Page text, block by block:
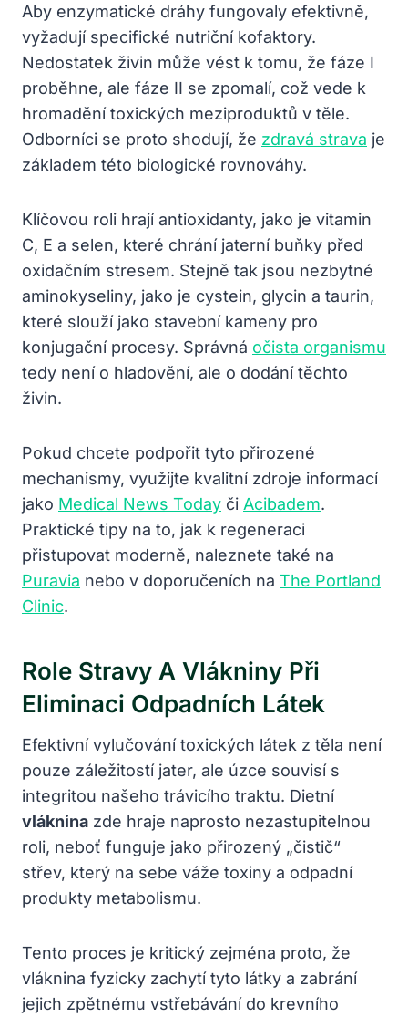
Aby enzymatické dráhy fungovaly efektivně,
vyžadují specifické nutriční kofaktory.
Nedostatek živin může vést k tomu, že fáze I
proběhne, ale fáze II se zpomalí, což vede k
hromadění toxických meziproduktů v těle.
Odborníci se proto shodují, že zdravá strava je
základem této biologické rovnováhy.
Klíčovou roli hrají antioxidanty, jako je vitamin
C, E a selen, které chrání jaterní buňky před
oxidačním stresem. Stejně tak jsou nezbytné
aminokyseliny, jako je cystein, glycin a taurin,
které slouží jako stavební kameny pro
konjugační procesy. Správná očista organismu
tedy není o hladovění, ale o dodání těchto
živin.
Pokud chcete podpořit tyto přirozené
mechanismy, využijte kvalitní zdroje informací
jako Medical News Today či Acibadem.
Praktické tipy na to, jak k regeneraci
přistupovat moderně, naleznete také na
Puravia nebo v doporučeních na The Portland
Clinic.
Role Stravy A Vlákniny Při
Eliminaci Odpadních Látek
Efektivní vylučování toxických látek z těla není
pouze záležitostí jater, ale úzce souvisí s
integritou našeho trávicího traktu. Dietní
vláknina zde hraje naprosto nezastupitelnou
roli, neboť funguje jako přirozený „čistič“
střev, který na sebe váže toxiny a odpadní
produkty metabolismu.
Tento proces je kritický zejména proto, že
vláknina fyzicky zachytí tyto látky a zabrání
jejich zpětnému vstřebávání do krevního